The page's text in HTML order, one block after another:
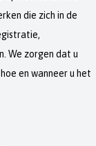
die zich in de
We zorgen dat u
en wanneer u het